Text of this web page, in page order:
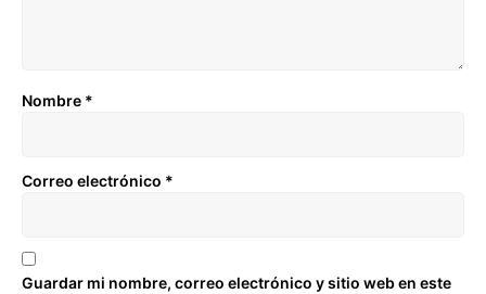
Nombre *
Correo electrónico *
Guardar mi nombre, correo electrónico y sitio web en este